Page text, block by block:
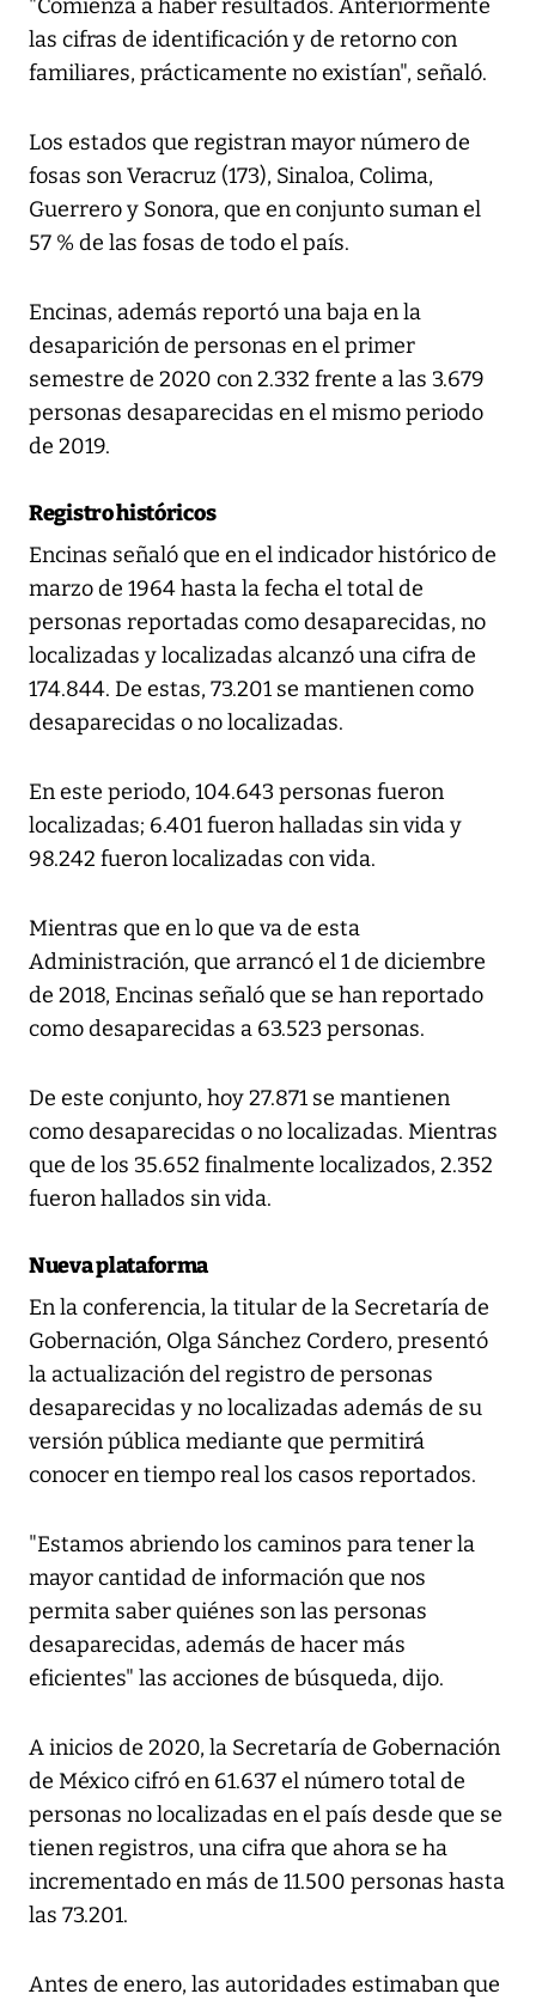
"Comienza a haber resultados. Anteriormente
las cifras de identificación y de retorno con
familiares, prácticamente no existían", señaló.
Los estados que registran mayor número de
fosas son Veracruz (173), Sinaloa, Colima,
Guerrero y Sonora, que en conjunto suman el
57 % de las fosas de todo el país.
Encinas, además reportó una baja en la
desaparición de personas en el primer
semestre de 2020 con 2.332 frente a las 3.679
personas desaparecidas en el mismo periodo
de 2019.
Registro históricos
Encinas señaló que en el indicador histórico de
marzo de 1964 hasta la fecha el total de
personas reportadas como desaparecidas, no
localizadas y localizadas alcanzó una cifra de
174.844. De estas, 73.201 se mantienen como
desaparecidas o no localizadas.
En este periodo, 104.643 personas fueron
localizadas; 6.401 fueron halladas sin vida y
98.242 fueron localizadas con vida.
Mientras que en lo que va de esta
Administración, que arrancó el 1 de diciembre
de 2018, Encinas señaló que se han reportado
como desaparecidas a 63.523 personas.
De este conjunto, hoy 27.871 se mantienen
como desaparecidas o no localizadas. Mientras
que de los 35.652 finalmente localizados, 2.352
fueron hallados sin vida.
Nueva plataforma
En la conferencia, la titular de la Secretaría de
Gobernación, Olga Sánchez Cordero, presentó
la actualización del registro de personas
desaparecidas y no localizadas además de su
versión pública mediante que permitirá
conocer en tiempo real los casos reportados.
"Estamos abriendo los caminos para tener la
mayor cantidad de información que nos
permita saber quiénes son las personas
desaparecidas, además de hacer más
eficientes" las acciones de búsqueda, dijo.
A inicios de 2020, la Secretaría de Gobernación
de México cifró en 61.637 el número total de
personas no localizadas en el país desde que se
tienen registros, una cifra que ahora se ha
incrementado en más de 11.500 personas hasta
las 73.201.
Antes de enero, las autoridades estimaban que